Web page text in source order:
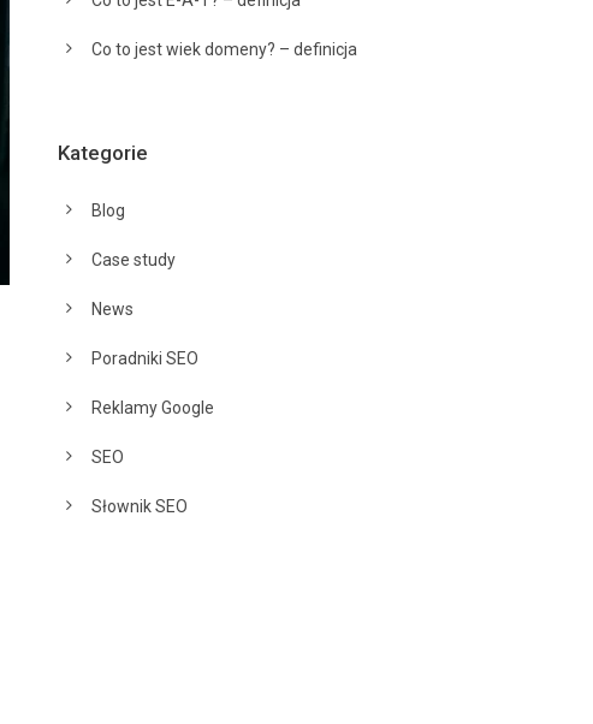
Co to jest wiek domeny? – definicja
Kategorie
Blog
Case study
News
Poradniki SEO
Reklamy Google
SEO
Słownik SEO